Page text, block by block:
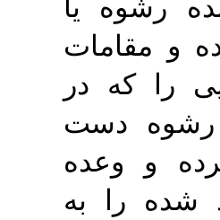
و مقامات
را که در
رشوه دست
و وعده
شده را به